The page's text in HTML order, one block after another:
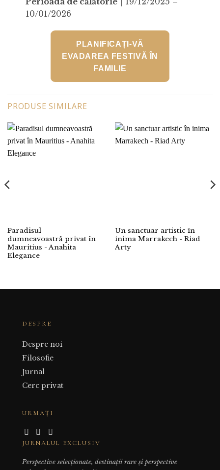
10/01/2026
PLANIFICAȚI-VĂ
EVADAREA FESTIVĂ ÎN
FAMILIE
PRODUSE SIMILARE
Paradisul
dumneavoastră privat în
Mauritius - Anahita
Elegance
Un sanctuar artistic în
inima Marrakech - Riad
Arty
DESPRE
Despre noi
Filosofie
Jurnal
Cerc privat
URMAȚI
JURNALUL EXCLUSIV
Perspective selecționate, destinații rare și perspective